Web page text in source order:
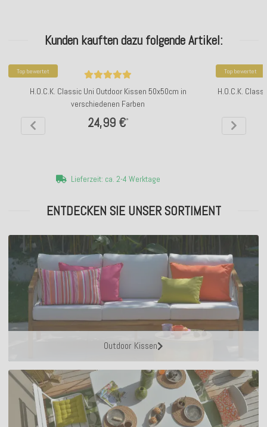
Kunden kauften dazu folgende Artikel:
Top bewertet
H.O.C.K. Classic Uni Outdoor Kissen 50x50cm in
verschiedenen Farben
24,99 €*
Lieferzeit: ca. 2-4 Werktage
Top bewertet
H.O.C.K.
ENTDECKEN SIE UNSER SORTIMENT
Outdoor Kissen